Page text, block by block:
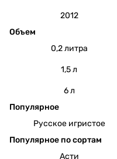
2012
Объем
0,2 литра
1,5 л
6 л
Популярное
Русское игристое
Популярное по сортам
Асти